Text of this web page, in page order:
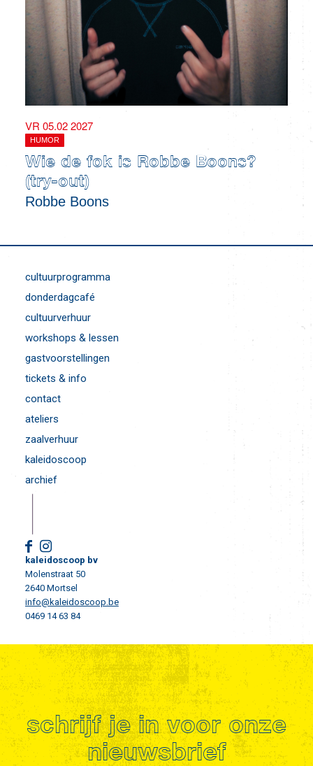
VR 05.02 2027
HUMOR
Wie de fok is Robbe Boons?
(try-out)
Robbe Boons
cultuurprogramma
donderdagcafé
cultuurverhuur
workshops & lessen
gastvoorstellingen
tickets & info
contact
ateliers
zaalverhuur
kaleidoscoop
archief
kaleidoscoop bv
Molenstraat 50
2640 Mortsel
info@kaleidoscoop.be
0469 14 63 84
schrijf je in voor onze
nieuwsbrief